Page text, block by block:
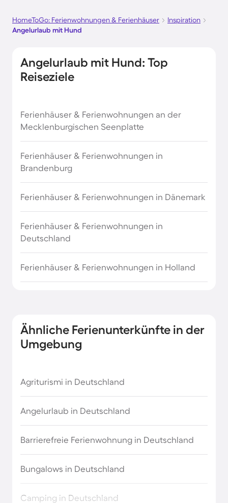
HomeToGo: Ferienwohnungen & Ferienhäuser
Inspiration
Angelurlaub mit Hund
Angelurlaub mit Hund: Top
Reiseziele
Ferienhäuser & Ferienwohnungen an der
Mecklenburgischen Seenplatte
Ferienhäuser & Ferienwohnungen in
Brandenburg
Ferienhäuser & Ferienwohnungen in Dänemark
Ferienhäuser & Ferienwohnungen in
Deutschland
Ferienhäuser & Ferienwohnungen in Holland
Ähnliche Ferienunterkünfte in der
Umgebung
Agriturismi in Deutschland
Angelurlaub in Deutschland
Barrierefreie Ferienwohnung in Deutschland
Bungalows in Deutschland
Camping in Deutschland